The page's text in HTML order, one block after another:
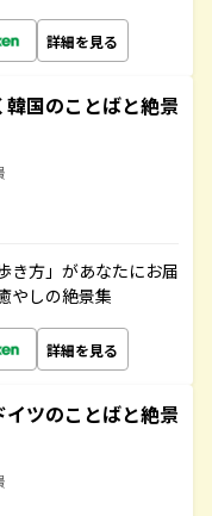
詳細を見る
国のことばと絶景
き方」があなたにお届
やしの絶景集
詳細を見る
ツのことばと絶景